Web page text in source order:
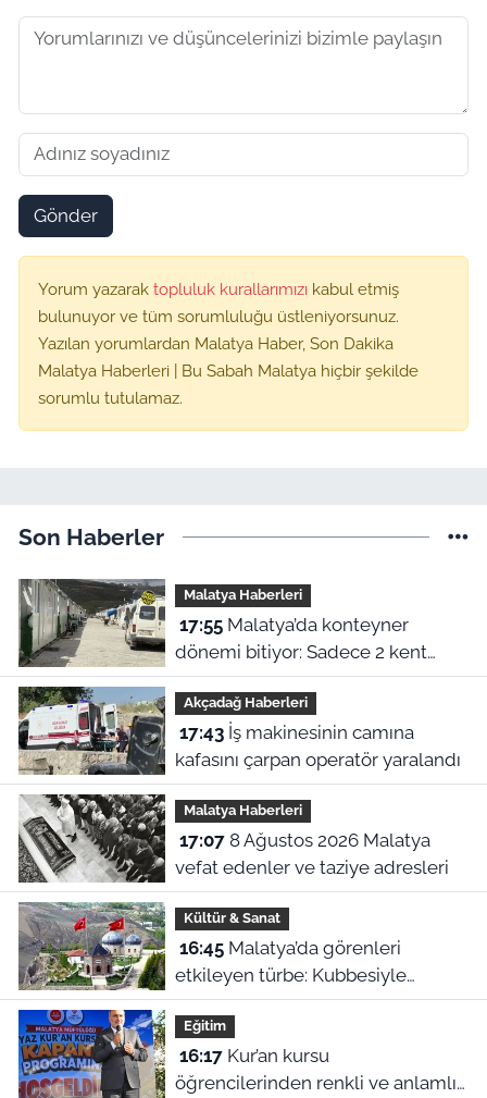
Gönder
Yorum yazarak topluluk kurallarımızı kabul etmiş
bulunuyor ve tüm sorumluluğu üstleniyorsunuz.
Yazılan yorumlardan Malatya Haber, Son Dakika
Malatya Haberleri | Bu Sabah Malatya hiçbir şekilde
sorumlu tutulamaz.
Son Haberler
Malatya Haberleri
17:55Malatya’da konteyner
dönemi bitiyor: Sadece 2 kent
kalacak
Akçadağ Haberleri
17:43İş makinesinin camına
kafasını çarpan operatör yaralandı
Malatya Haberleri
17:078 Ağustos 2026 Malatya
vefat edenler ve taziye adresleri
Kültür & Sanat
16:45Malatya’da görenleri
etkileyen türbe: Kubbesiyle
Kerbela’yı hatırlatıyor
Eğitim
16:17Kur’an kursu
öğrencilerinden renkli ve anlamlı